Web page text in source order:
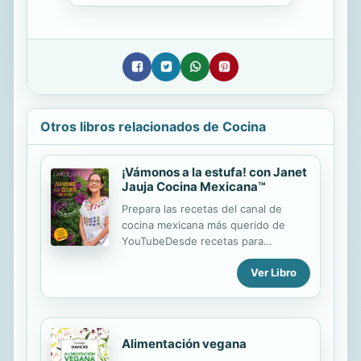
Otros libros relacionados de Cocina
¡Vámonos a la estufa! con Janet
Jauja Cocina Mexicana™
Prepara las recetas del canal de
cocina mexicana más querido de
YouTubeDesde recetas para
almuerzos y desayunos hasta
preparaciones con carne de puerco,
pollo, res, pescado, carne molida, sin
fiesta, así como clásicos de la cocina
mexicana, postres, panes y bebidas.
¡Más de 70 recetas! Entre las que se
Ver Libro
Alimentación vegana